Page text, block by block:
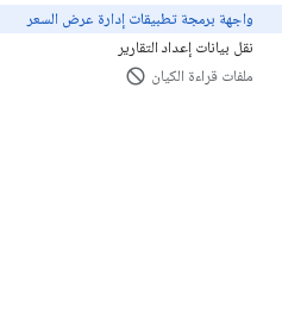
واجهة برمجة تطبيقات إدارة عرض السعر
نقل بيانات إعداد التقارير
ملفات قراءة الكيان